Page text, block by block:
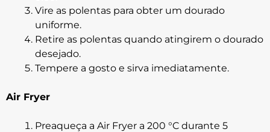
Vire as polentas para obter um dourado
uniforme.
Retire as polentas quando atingirem o dourado
desejado.
Tempere a gosto e sirva imediatamente.
Air Fryer
Preaqueça a Air Fryer a 200 °C durante 5